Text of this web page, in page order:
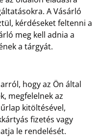
A Vásárló
kérdéseket feltenni a
meg kell adnia a
a tárgyát.
hogy az Ön által
megfelelnek az
kitöltésével,
fizetés vagy
le rendelését.